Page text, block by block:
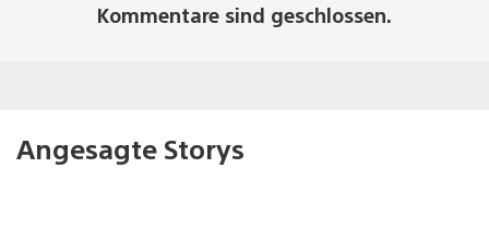
Kommentare sind geschlossen.
Angesagte Storys